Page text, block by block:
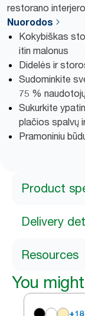
restorano
Nuorodos
Kokybiškas
itin malonus
Didelės ir
Sudominkite
75 %
Sukurkite
plačios spalvų
Pramoniniu
Product
Delivery
Resources
You
+18